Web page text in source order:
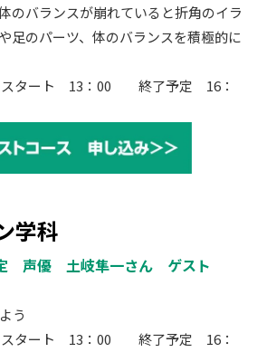
のバランスが崩れていると折角のイラ
足のパーツ、体のバランスを積極的に
タート 13：00 終了予定 16：
学科
定 声優 土岐隼一さん ゲスト
う
タート 13：00 終了予定 16：